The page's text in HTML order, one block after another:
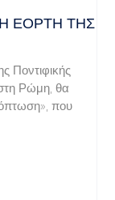
Η ΕΟΡΤΉ ΤΗΣ
Ποντιφικής
Ρώμη, θα
που